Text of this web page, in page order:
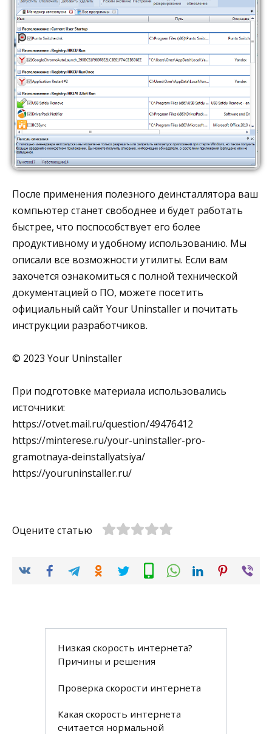
После применения полезного деинсталлятора ваш
компьютер станет свободнее и будет работать
быстрее, что поспособствует его более
продуктивному и удобному использованию. Мы
описали все возможности утилиты. Если вам
захочется ознакомиться с полной технической
документацией о ПО, можете посетить
официальный сайт Your Uninstaller и почитать
инструкции разработчиков.
© 2023 Your Uninstaller
При подготовке материала использовались
источники:
https://otvet.mail.ru/question/49476412
https://minterese.ru/your-uninstaller-pro-
gramotnaya-deinstallyatsiya/
https://youruninstaller.ru/
Оцените статью
Низкая скорость интернета?
Причины и решения
Проверка скорости интернета
Какая скорость интернета
считается нормальной